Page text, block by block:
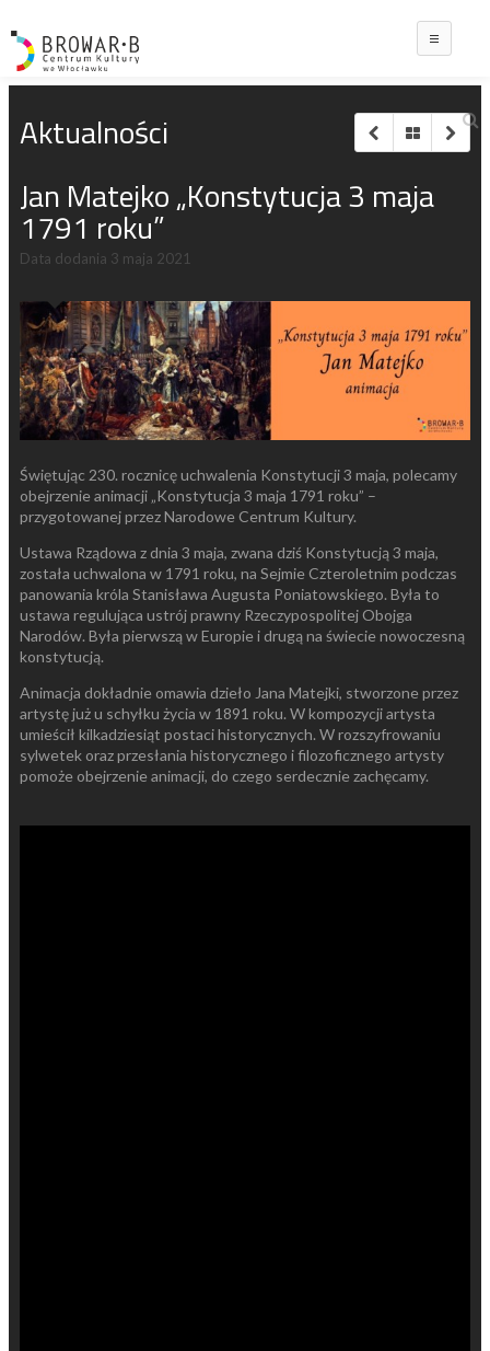
Aktualności
Jan Matejko „Konstytucja 3 maja
1791 roku”
Data dodania 3 maja 2021
Świętując 230. rocznicę uchwalenia Konstytucji 3 maja, polecamy
obejrzenie animacji „Konstytucja 3 maja 1791 roku” –
przygotowanej przez Narodowe Centrum Kultury.
Ustawa Rządowa z dnia 3 maja, zwana dziś Konstytucją 3 maja,
została uchwalona w 1791 roku, na Sejmie Czteroletnim podczas
panowania króla Stanisława Augusta Poniatowskiego. Była to
ustawa regulująca ustrój prawny Rzeczypospolitej Obojga
Narodów. Była pierwszą w Europie i drugą na świecie nowoczesną
konstytucją.
Animacja dokładnie omawia dzieło Jana Matejki, stworzone przez
artystę już u schyłku życia w 1891 roku. W kompozycji artysta
umieścił kilkadziesiąt postaci historycznych. W rozszyfrowaniu
sylwetek oraz przesłania historycznego i filozoficznego artysty
pomoże obejrzenie animacji, do czego serdecznie zachęcamy.